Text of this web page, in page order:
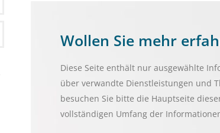
Wollen Sie mehr
Diese Seite enthält nur ausgewählte
über verwandte Dienstleistungen und
besuchen Sie bitte die Hauptseite
vollständigen Umfang der